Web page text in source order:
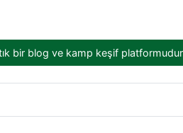
bir blog ve kamp keşif